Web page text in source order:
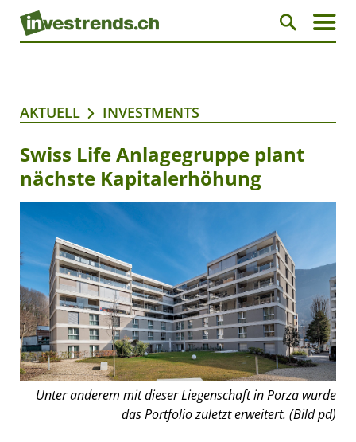
AKTUELL INVESTMENTS
Swiss Life Anlagegruppe plant
nächste Kapitalerhöhung
Unter anderem mit dieser Liegenschaft in Porza wurde
das Portfolio zuletzt erweitert. (Bild pd)